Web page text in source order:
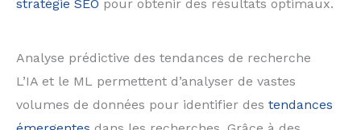
stratégie SEO pour obtenir des résultats optimaux.
Analyse prédictive des tendances de recherche
L’IA et le ML permettent d’analyser de vastes
volumes de données pour identifier des tendances